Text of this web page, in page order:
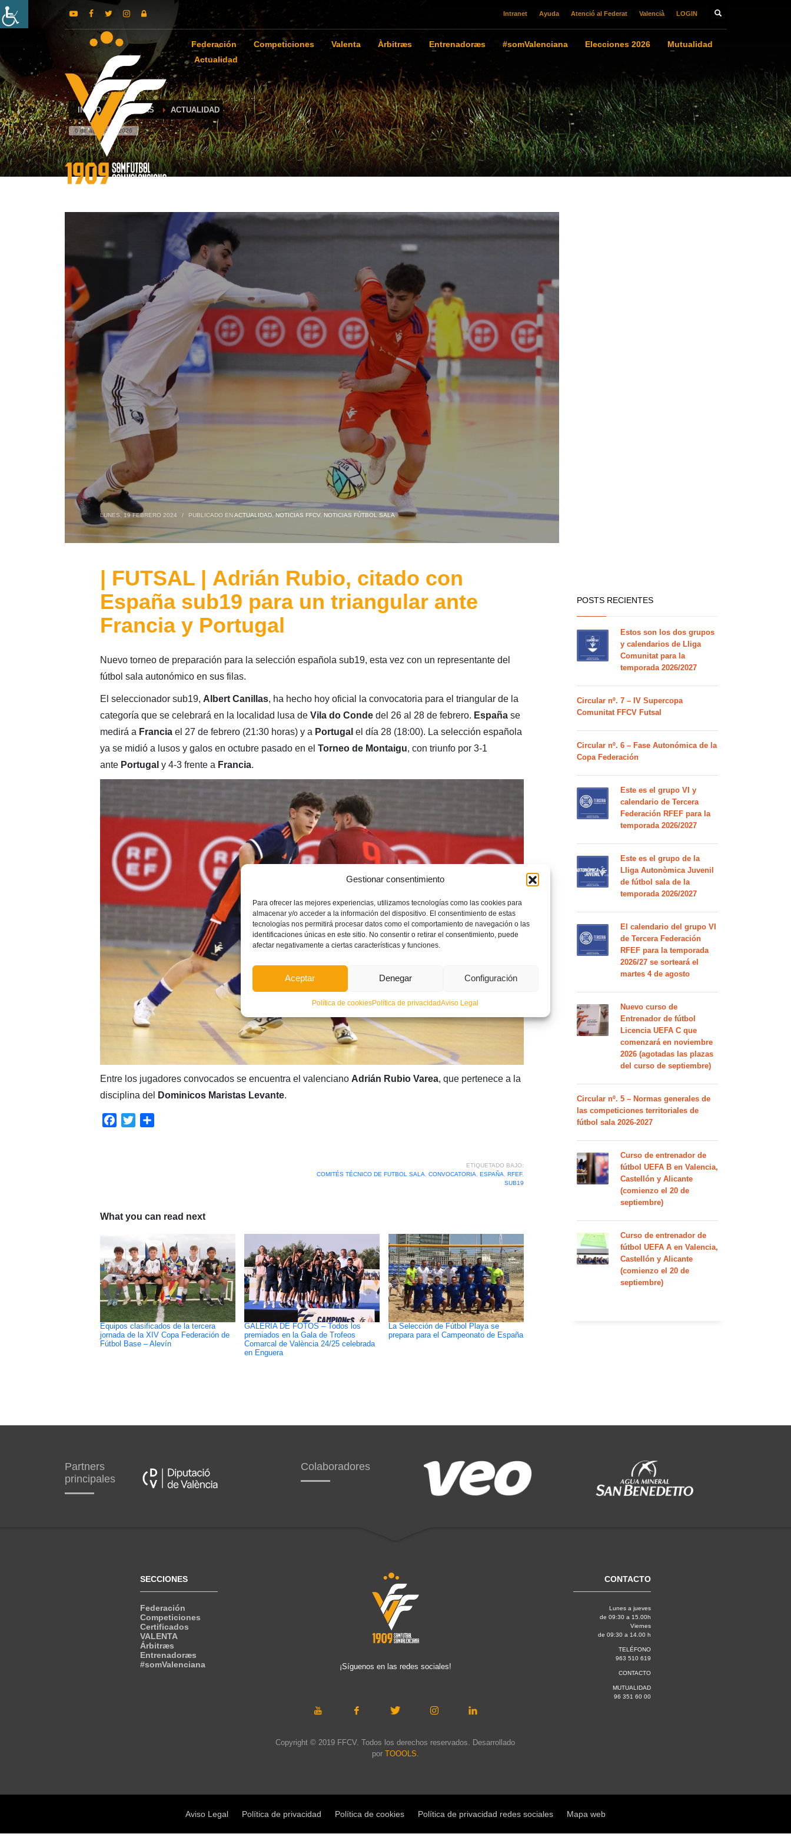
Gestionar consentimiento
Para ofrecer las mejores experiencias, utilizamos tecnologías como las cookies para
almacenar y/o acceder a la información del dispositivo. El consentimiento de estas
tecnologías nos permitirá procesar datos como el comportamiento de navegación o las
identificaciones únicas en este sitio. No consentir o retirar el consentimiento, puede
afectar negativamente a ciertas características y funciones.
Aceptar Denegar Configuración
Política de cookiesPolítica de privacidadAviso Legal
Intranet Ayuda Atenció al Federat Valencià LOGIN
Federación Competiciones Valenta Àrbitræs Entrenadoræs #somValenciana Elecciones 2026
Mutualidad
Actualidad
INICIO NOTICIAS ACTUALIDAD
6 de agosto de 2026
LUNES, 19 FEBRERO 2024 / PUBLICADO ENACTUALIDAD, NOTICIAS FFCV, NOTICIAS FÚTBOL SALA
| FUTSAL | Adrián Rubio, citado con
España sub19 para un triangular ante
Francia y Portugal
Nuevo torneo de preparación para la selección española sub19, esta vez con un representante del
fútbol sala autonómico en sus filas.
El seleccionador sub19, Albert Canillas, ha hecho hoy oficial la convocatoria para el triangular de la
categoría que se celebrará en la localidad lusa de Vila do Condedel 26 al 28 de febrero. España se
medirá a Francia el 27 de febrero (21:30 horas) y a Portugal el día 28 (18:00). La selección española
ya se midió a lusos y galos en octubre pasado en el Torneo de Montaigu, con triunfo por 3-1
ante Portugal y 4-3 frente a Francia.
Entre los jugadores convocados se encuentra el valenciano Adrián Rubio Varea, que pertenece a la
disciplina del
Dominicos Maristas Levante.
Facebook
Twitter
ETIQUETADO BAJO:
COMITÉS TÉCNICO DE FUTBOL SALA, CONVOCATORIA, ESPAÑA, RFEF,
SUB19
What you can read next
Equipos clasificados de la tercera
jornada de la XIV Copa Federación de
Fútbol Base – Alevín
GALERÍA DE FOTOS – Todos los
premiados en la Gala de Trofeos
Comarcal de València 24/25 celebrada
en Enguera
La Selección de Fútbol Playa se
prepara para el Campeonato de España
POSTS RECIENTES
Estos son los dos grupos
y calendarios de Lliga
Comunitat para la
temporada 2026/2027
Circular nº. 7 – IV Supercopa
Comunitat FFCV Futsal
Circular nº. 6 – Fase Autonómica de la
Copa Federación
Este es el grupo VI y
calendario de Tercera
Federación RFEF para la
temporada 2026/2027
Este es el grupo de la
Lliga Autonòmica Juvenil
de fútbol sala de la
temporada 2026/2027
El calendario del grupo VI
de Tercera Federación
RFEF para la temporada
2026/27 se sorteará el
martes 4 de agosto
Nuevo curso de
Entrenador de fútbol
Licencia UEFA C que
comenzará en noviembre
2026 (agotadas las plazas
del curso de septiembre)
Circular nº. 5 – Normas generales de
las competiciones territoriales de
fútbol sala 2026-2027
Curso de entrenador de
fútbol UEFA B en Valencia,
Castellón y Alicante
(comienzo el 20 de
septiembre)
Curso de entrenador de
fútbol UEFA A en Valencia,
Castellón y Alicante
(comienzo el 20 de
septiembre)
Partners
principales
Colaboradores
SECCIONES
Federación
Competiciones
Certificados
VALENTA
Árbitræs
Entrenadoræs
#somValenciana
¡Síguenos en las redes sociales!
Copyright © 2019 FFCV. Todos los derechos reservados. Desarrollado
por TOOOLS
CONTACTO
Lunes a jueves
de 09:30 a 15.00h
Viernes
de 09:30 a 14.00 h
TELÉFONO
963 510 619
CONTACTO
MUTUALIDAD
96 351 60 00
Aviso Legal Política de privacidad Política de cookies Política de privacidad redes sociales Mapa web